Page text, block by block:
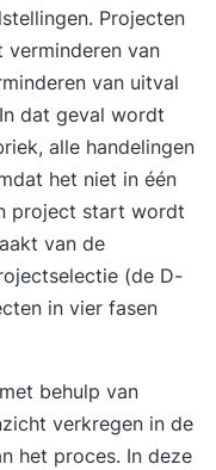
je mensen,
manier
verlopen en
kunt
persoonlijke
jij jezelf als
van deze
de werkvloer
simulatie -
een ervaren
geschikt voor
Projecten
verminderen van
van uitval
dat geval wordt
alle handelingen
het niet in één
project start wordt
van de
(de D-
in vier fasen
behulp van
verkregen in de
het proces. In deze